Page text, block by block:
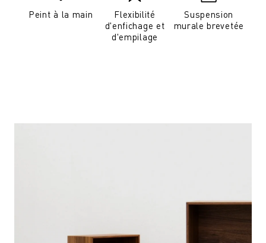
Peint à la main
Flexibilité
d'enfichage et
d'empilage
Suspension
murale brevetée